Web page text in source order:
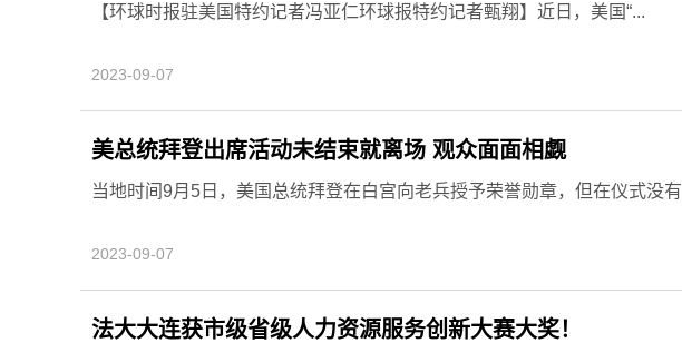
【环球时报驻美国特约记者冯亚仁环球报特约记者甄翔】近日，美国“...
2023-09-07
美总统拜登出席活动未结束就离场 观众面面相觑
当地时间9月5日，美国总统拜登在白宫向老兵授予荣誉勋章，但在仪式没有
2023-09-07
法大大连获市级省级人力资源服务创新大赛大奖！